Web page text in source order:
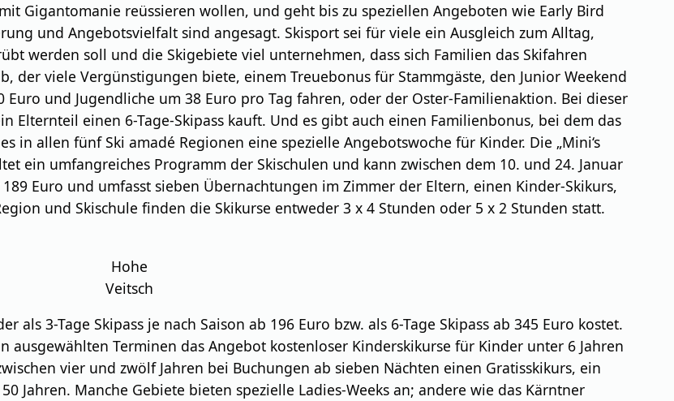
Gigantomanie reüssieren wollen, und geht bis zu speziellen Angeboten wie Early Bird
und Angebotsvielfalt sind angesagt. Skisport sei für viele ein Ausgleich zum Alltag,
werden soll und die Skigebiete viel unternehmen, dass sich Familien das Skifahren
der viele Vergünstigungen biete, einem Treuebonus für Stammgäste, den Junior Weekend
und Jugendliche um 38 Euro pro Tag fahren, oder der Oster-Familienaktion. Bei dieser
Elternteil einen 6-Tage-Skipass kauft. Und es gibt auch einen Familienbonus, bei dem das
in allen fünf Ski amadé Regionen eine spezielle Angebotswoche für Kinder. Die „Mini‘s
ein umfangreiches Programm der Skischulen und kann zwischen dem 10. und 24. Januar
Euro und umfasst sieben Übernachtungen im Zimmer der Eltern, einen Kinder-Skikurs,
und Skischule finden die Skikurse entweder 3 x 4 Stunden oder 5 x 2 Stunden statt.
Hohe
Veitsch
3-Tage Skipass je nach Saison ab 196 Euro bzw. als 6-Tage Skipass ab 345 Euro kostet.
Terminen das Angebot kostenloser Kinderskikurse für Kinder unter 6 Jahren
vier und zwölf Jahren bei Buchungen ab sieben Nächten einen Gratisskikurs, ein
Jahren. Manche Gebiete bieten spezielle Ladies-Weeks an; andere wie das Kärntner